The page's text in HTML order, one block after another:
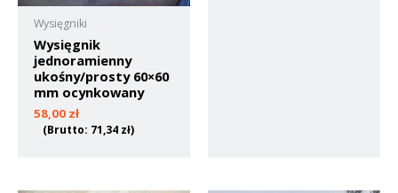
Wysięgniki
Wysięgnik
jednoramienny
ukośny/prosty 60×60
mm ocynkowany
58,00 zł
(Brutto: 71,34 zł)